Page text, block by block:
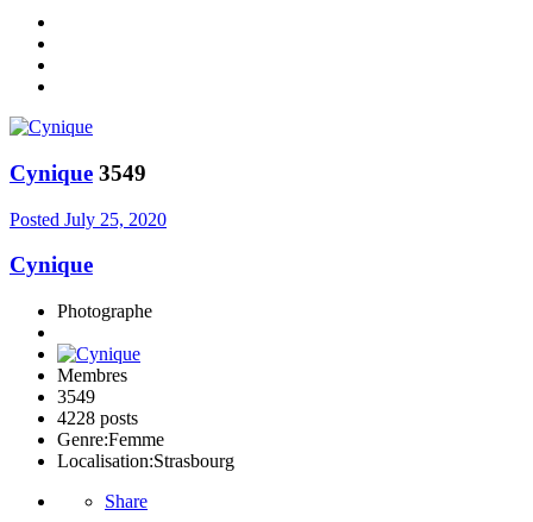
Cynique 3549
Posted July 25, 2020
Cynique
Photographe
Membres
3549
4228 posts
Genre:Femme
Localisation:Strasbourg
Share